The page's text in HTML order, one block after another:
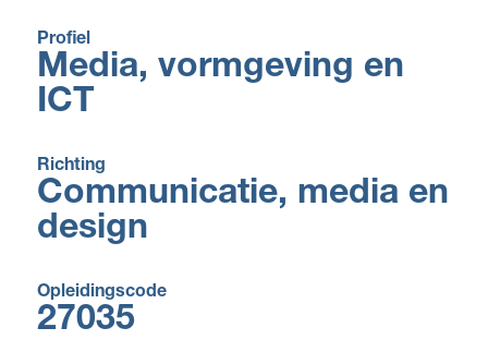
Profiel
Media, vormgeving en
ICT
Richting
Communicatie, media en
design
Opleidingscode
27035